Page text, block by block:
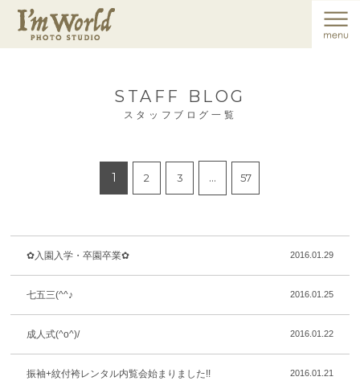
STAFF BLOG
スタッフブログ一覧
1 2 3 … 57
✿入園入学・卒園卒業✿ 2016.01.29
七五三(^^♪ 2016.01.25
成人式(^o^)/ 2016.01.22
振袖+紋付袴レンタル内覧会始まりました!! 2016.01.21